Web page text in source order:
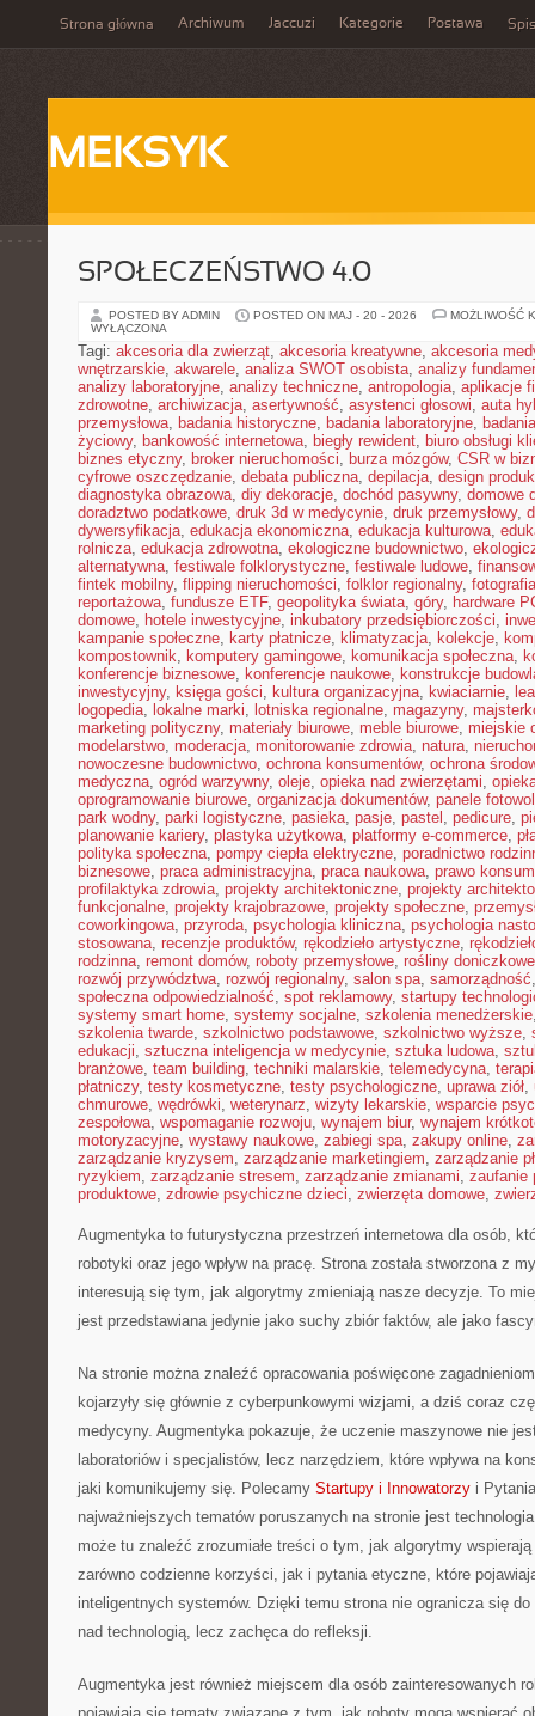
Strona główna Archiwum Jaccuzi Kategorie Postawa
MEKSYK
SPOŁECZEŃSTWO 4.0
POSTED BY ADMIN POSTED ON MAJ - 20 - 2026
MOŻLIWOŚĆ
WYŁĄCZONA
Tagi: akcesoria dla zwierząt, akcesoria kreatywne, akcesoria
wnętrzarskie, akwarele, analiza SWOT osobista, analizy
analizy laboratoryjne, analizy techniczne, antropologia, aplikacje
zdrowotne, archiwizacja, asertywność, asystenci głosowi, auta
przemysłowa, badania historyczne, badania laboratoryjne,
życiowy, bankowość internetowa, biegły rewident, biuro obsługi
biznes etyczny, broker nieruchomości, burza mózgów, CSR w
cyfrowe oszczędzanie, debata publiczna, depilacja, design
diagnostyka obrazowa, diy dekoracje, dochód pasywny, domowe
doradztwo podatkowe, druk 3d w medycynie, druk przemysłowy,
dywersyfikacja, edukacja ekonomiczna, edukacja kulturowa,
rolnicza, edukacja zdrowotna, ekologiczne budownictwo,
alternatywna, festiwale folklorystyczne, festiwale ludowe,
fintek mobilny, flipping nieruchomości, folklor regionalny,
reportażowa, fundusze ETF, geopolityka świata, góry, hardware
domowe, hotele inwestycyjne, inkubatory przedsiębiorczości,
kampanie społeczne, karty płatnicze, klimatyzacja, kolekcje,
kompostownik, komputery gamingowe, komunikacja społeczna,
konferencje biznesowe, konferencje naukowe, konstrukcje
inwestycyjny, księga gości, kultura organizacyjna, kwiaciarnie,
logopedia, lokalne marki, lotniska regionalne, magazyny,
marketing polityczny, materiały biurowe, meble biurowe, miejskie
modelarstwo, moderacja, monitorowanie zdrowia, natura,
nowoczesne budownictwo, ochrona konsumentów, ochrona
medyczna, ogród warzywny, oleje, opieka nad zwierzętami,
oprogramowanie biurowe, organizacja dokumentów, panele
park wodny, parki logistyczne, pasieka, pasje, pastel , pedicure,
planowanie kariery, plastyka użytkowa, platformy e-commerce,
polityka społeczna, pompy ciepła elektryczne, poradnictwo
biznesowe, praca administracyjna, praca naukowa, prawo
profilaktyka zdrowia, projekty architektoniczne, projekty
funkcjonalne, projekty krajobrazowe, projekty społeczne,
coworkingowa, przyroda, psychologia kliniczna, psychologia
stosowana, recenzje produktów, rękodzieło artystyczne,
rodzinna, remont domów, roboty przemysłowe, rośliny doniczkowe
rozwój przywództwa, rozwój regionalny, salon spa, samorządność
społeczna odpowiedzialność, spot reklamowy, startupy
systemy smart home, systemy socjalne, szkolenia menedżerskie
szkolenia twarde, szkolnictwo podstawowe, szkolnictwo wyższe,
edukacji, sztuczna inteligencja w medycynie, sztuka ludowa,
branżowe, team building, techniki malarskie, telemedycyna,
płatniczy, testy kosmetyczne, testy psychologiczne, uprawa ziół,
chmurowe, wędrówki, weterynarz, wizyty lekarskie, wsparcie
zespołowa, wspomaganie rozwoju, wynajem biur, wynajem
motoryzacyjne, wystawy naukowe, zabiegi spa, zakupy online,
zarządzanie kryzysem, zarządzanie marketingiem, zarządzanie
ryzykiem, zarządzanie stresem, zarządzanie zmianami, zaufanie
produktowe, zdrowie psychiczne dzieci, zwierzęta domowe,
Augmentyka to futurystyczna przestrzeń internetowa dla osób,
robotyki oraz jego wpływ na pracę. Strona została stworzona z
interesują się tym, jak algorytmy zmieniają nasze decyzje. To
jest przedstawiana jedynie jako suchy zbiór faktów, ale jako
Na stronie można znaleźć opracowania poświęcone
kojarzyły się głównie z cyberpunkowymi wizjami, a dziś coraz
medycyny. Augmentyka pokazuje, że uczenie maszynowe nie
laboratoriów i specjalistów, lecz narzędziem, które wpływa na
jaki komunikujemy się. Polecamy Startupy i Innowatorzy i
najważniejszych tematów poruszanych na stronie jest
może tu znaleźć zrozumiałe treści o tym, jak algorytmy
zarówno codzienne korzyści, jak i pytania etyczne, które
inteligentnych systemów. Dzięki temu strona nie ogranicza się
nad technologią, lecz zachęca do refleksji.
Augmentyka jest również miejscem dla osób zainteresowanych